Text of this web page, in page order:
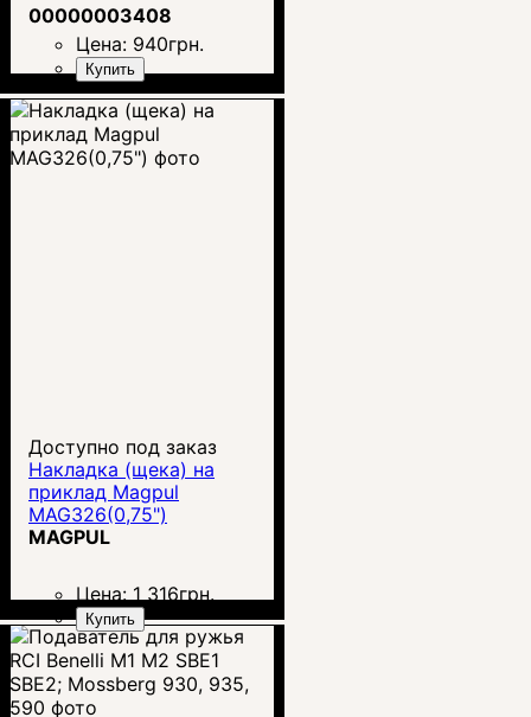
00000003408
Цена: 940грн.
Купить
Доступно под заказ
Накладка (щека) на
приклад Magpul
MAG326(0,75")
MAGPUL
Цена: 1 316грн.
Купить